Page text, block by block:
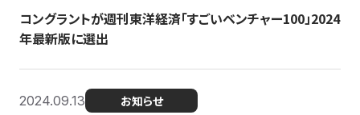
コングラントが週刊東洋経済「すごいベンチャー100」2024
年最新版に選出
2024.09.13 お知らせ